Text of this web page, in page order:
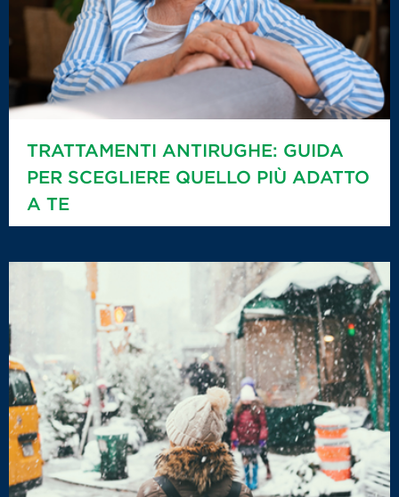
TRATTAMENTI ANTIRUGHE: GUIDA
PER SCEGLIERE QUELLO PIÙ ADATTO
A TE